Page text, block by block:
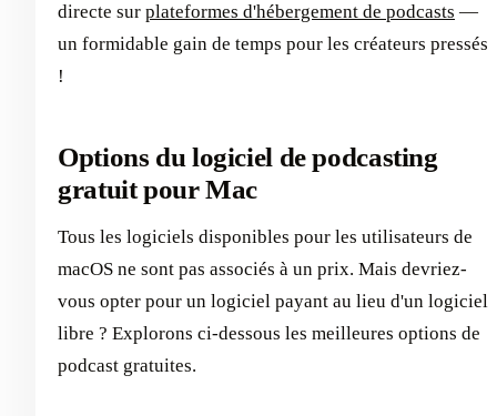
directe sur plateformes d'hébergement de podcasts —
un formidable gain de temps pour les créateurs pressés
!
Options du logiciel de podcasting
gratuit pour Mac
Tous les logiciels disponibles pour les utilisateurs de
macOS ne sont pas associés à un prix. Mais devriez-
vous opter pour un logiciel payant au lieu d'un logiciel
libre ? Explorons ci-dessous les meilleures options de
podcast gratuites.